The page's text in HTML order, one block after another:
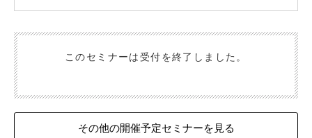
このセミナーは受付を終了しました。
その他の開催予定セミナーを見る